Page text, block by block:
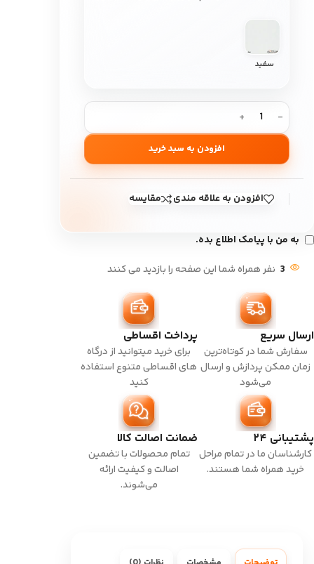
سفید
افزودن به سبد خرید
افزودن به علاقه مندی مقایسه
به من با پیامک اطلاع بده.
3 نفر همراه شما این صفحه را بازدید می کنند
ارسال سریع
سفارش شما در کوتاه‌ترین
زمان ممکن پردازش و ارسال
می‌شود
پرداخت اقساطی
برای خرید میتوانید از درگاه
های اقساطی متنوع استفاده
کنید
پشتیبانی ۲۴
کارشناسان ما در تمام مراحل
خرید همراه شما هستند.
ضمانت اصالت کالا
تمام محصولات با تضمین
اصالت و کیفیت ارائه
می‌شوند.